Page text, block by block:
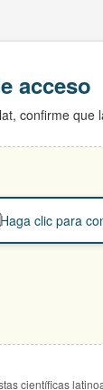
acceso
confirme
Haga clic para
científicas